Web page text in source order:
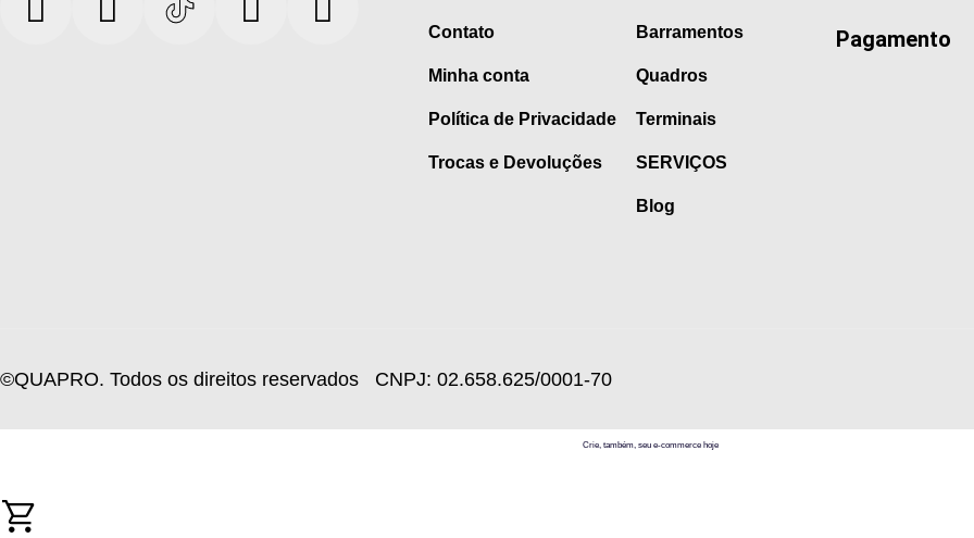
Contato
Minha conta
Política de Privacidade
Trocas e Devoluções
Barramentos
Quadros
Terminais
SERVIÇOS
Blog
Pagamento
©QUAPRO. Todos os direitos reservados CNPJ: 02.658.625/0001-70
Crie, também, seu e-commerce hoje